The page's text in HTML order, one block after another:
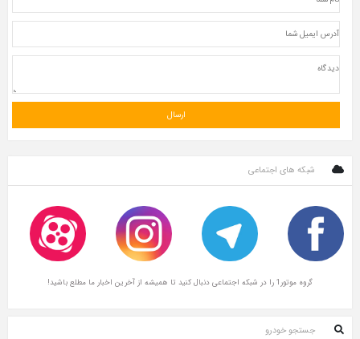
شبکه های اجتماعی
گروه موتور1 را در شبکه اجتماعی دنبال کنید تا همیشه از آخرین اخبار ما مطلع باشید!
جستجو خودرو